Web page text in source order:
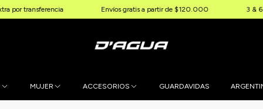
Envíos gratis a partir de $120.000 3 & 6 cuotas
MUJER ACCESORIOS GUARDAVIDAS